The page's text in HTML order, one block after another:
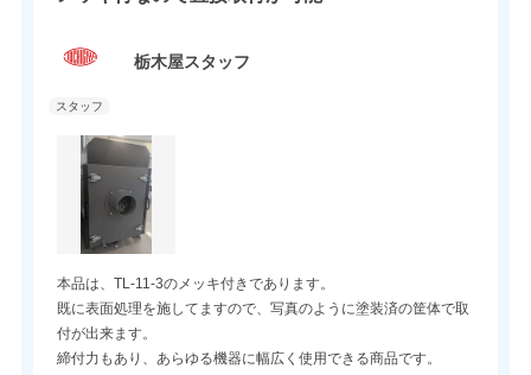
栃木屋スタッフ
本品は、TL-11-3のメッキ付きであります。
既に表面処理を施してますので、写真のように塗装済の筐体で取
付が出来ます。
締付力もあり、あらゆる機器に幅広く使用できる商品です。